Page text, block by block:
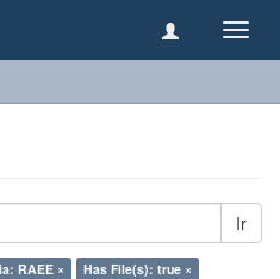
Ir
RAEE ×
Has File(s): true ×